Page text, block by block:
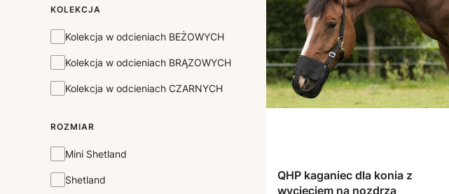
KOLEKCJA
Kolekcja
Kolekcja w odcieniach BEŻOWYCH
Kolekcja w odcieniach BRĄZOWYCH
Kolekcja w odcieniach CZARNYCH
ROZMIAR
Rozmiar
Mini Shetland
Shetland
QHP kaganiec dla konia z
wycięciem na nozdrza